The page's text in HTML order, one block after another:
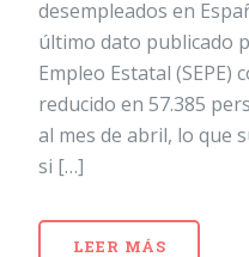
desempleados en
último dato publicado
Empleo Estatal
reducido en 57.385
al mes de abril, lo que
si […]
LEER MÁS